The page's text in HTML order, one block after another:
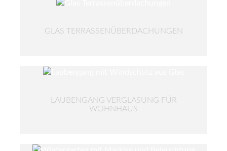
GLAS TERRASSENÜBERDACHUNGEN
LAUBENGANG VERGLASUNG FÜR
WOHNHAUS